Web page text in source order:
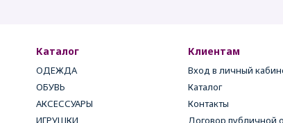
Каталог
ОДЕЖДА
ОБУВЬ
АКСЕССУАРЫ
ИГРУШКИ
Клиентам
Вход в личный
Каталог
Контакты
Договор публичной